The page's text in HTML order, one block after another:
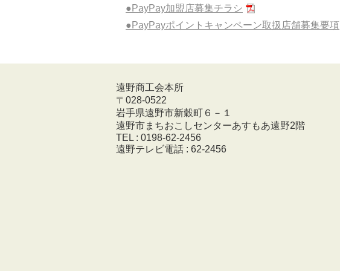
●PayPay加盟店募集チラシ
●PayPayポイントキャンペーン取扱店舗募集要項
遠野商工会本所
〒028-0522
岩手県遠野市新穀町６－１
遠野市まちおこしセンターあすもあ遠野2階
TEL : 0198-62-2456
遠野テレビ電話 : 62-2456